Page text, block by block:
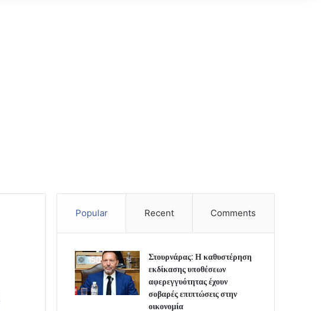
Popular Recent Comments
Στουρνάρας: Η καθυστέρηση
εκδίκασης υποθέσεων
αφερεγγυότητας έχουν
σοβαρές επιπτώσεις στην
οικονομία